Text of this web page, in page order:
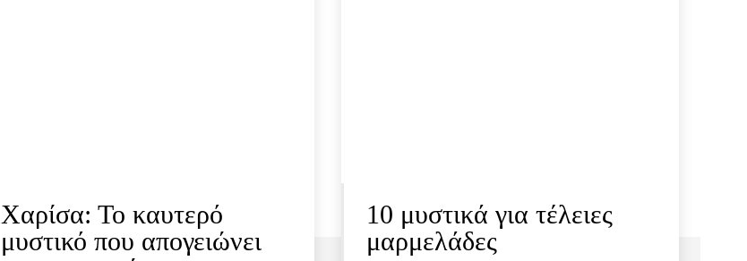
Χαρίσα: Το καυτερό
μυστικό που απογειώνει
10 μυστικά για τέλειες
μαρμελάδες